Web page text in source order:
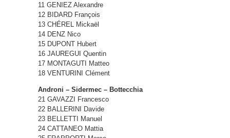
11 GENIEZ Alexandre
12 BIDARD François
13 CHÉREL Mickaël
14 DENZ Nico
15 DUPONT Hubert
16 JAUREGUI Quentin
17 MONTAGUTI Matteo
18 VENTURINI Clément
Androni – Sidermec – Bottecchia
21 GAVAZZI Francesco
22 BALLERINI Davide
23 BELLETTI Manuel
24 CATTANEO Mattia